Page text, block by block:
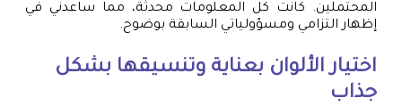
المحتملين. كانت كل المعلومات محدثة، مما ساعدني في
إظهار التزامي ومسؤولياتي السابقة بوضوح.
اختيار الألوان بعناية وتنسيقها بشكل
جذاب